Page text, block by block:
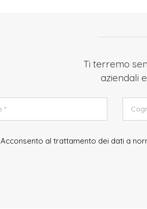
Ti terremo
aziendali
Acconsento al trattamento dei dati a